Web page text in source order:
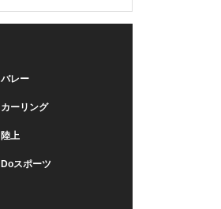
バレー
カーリング
陸上
Doスポーツ